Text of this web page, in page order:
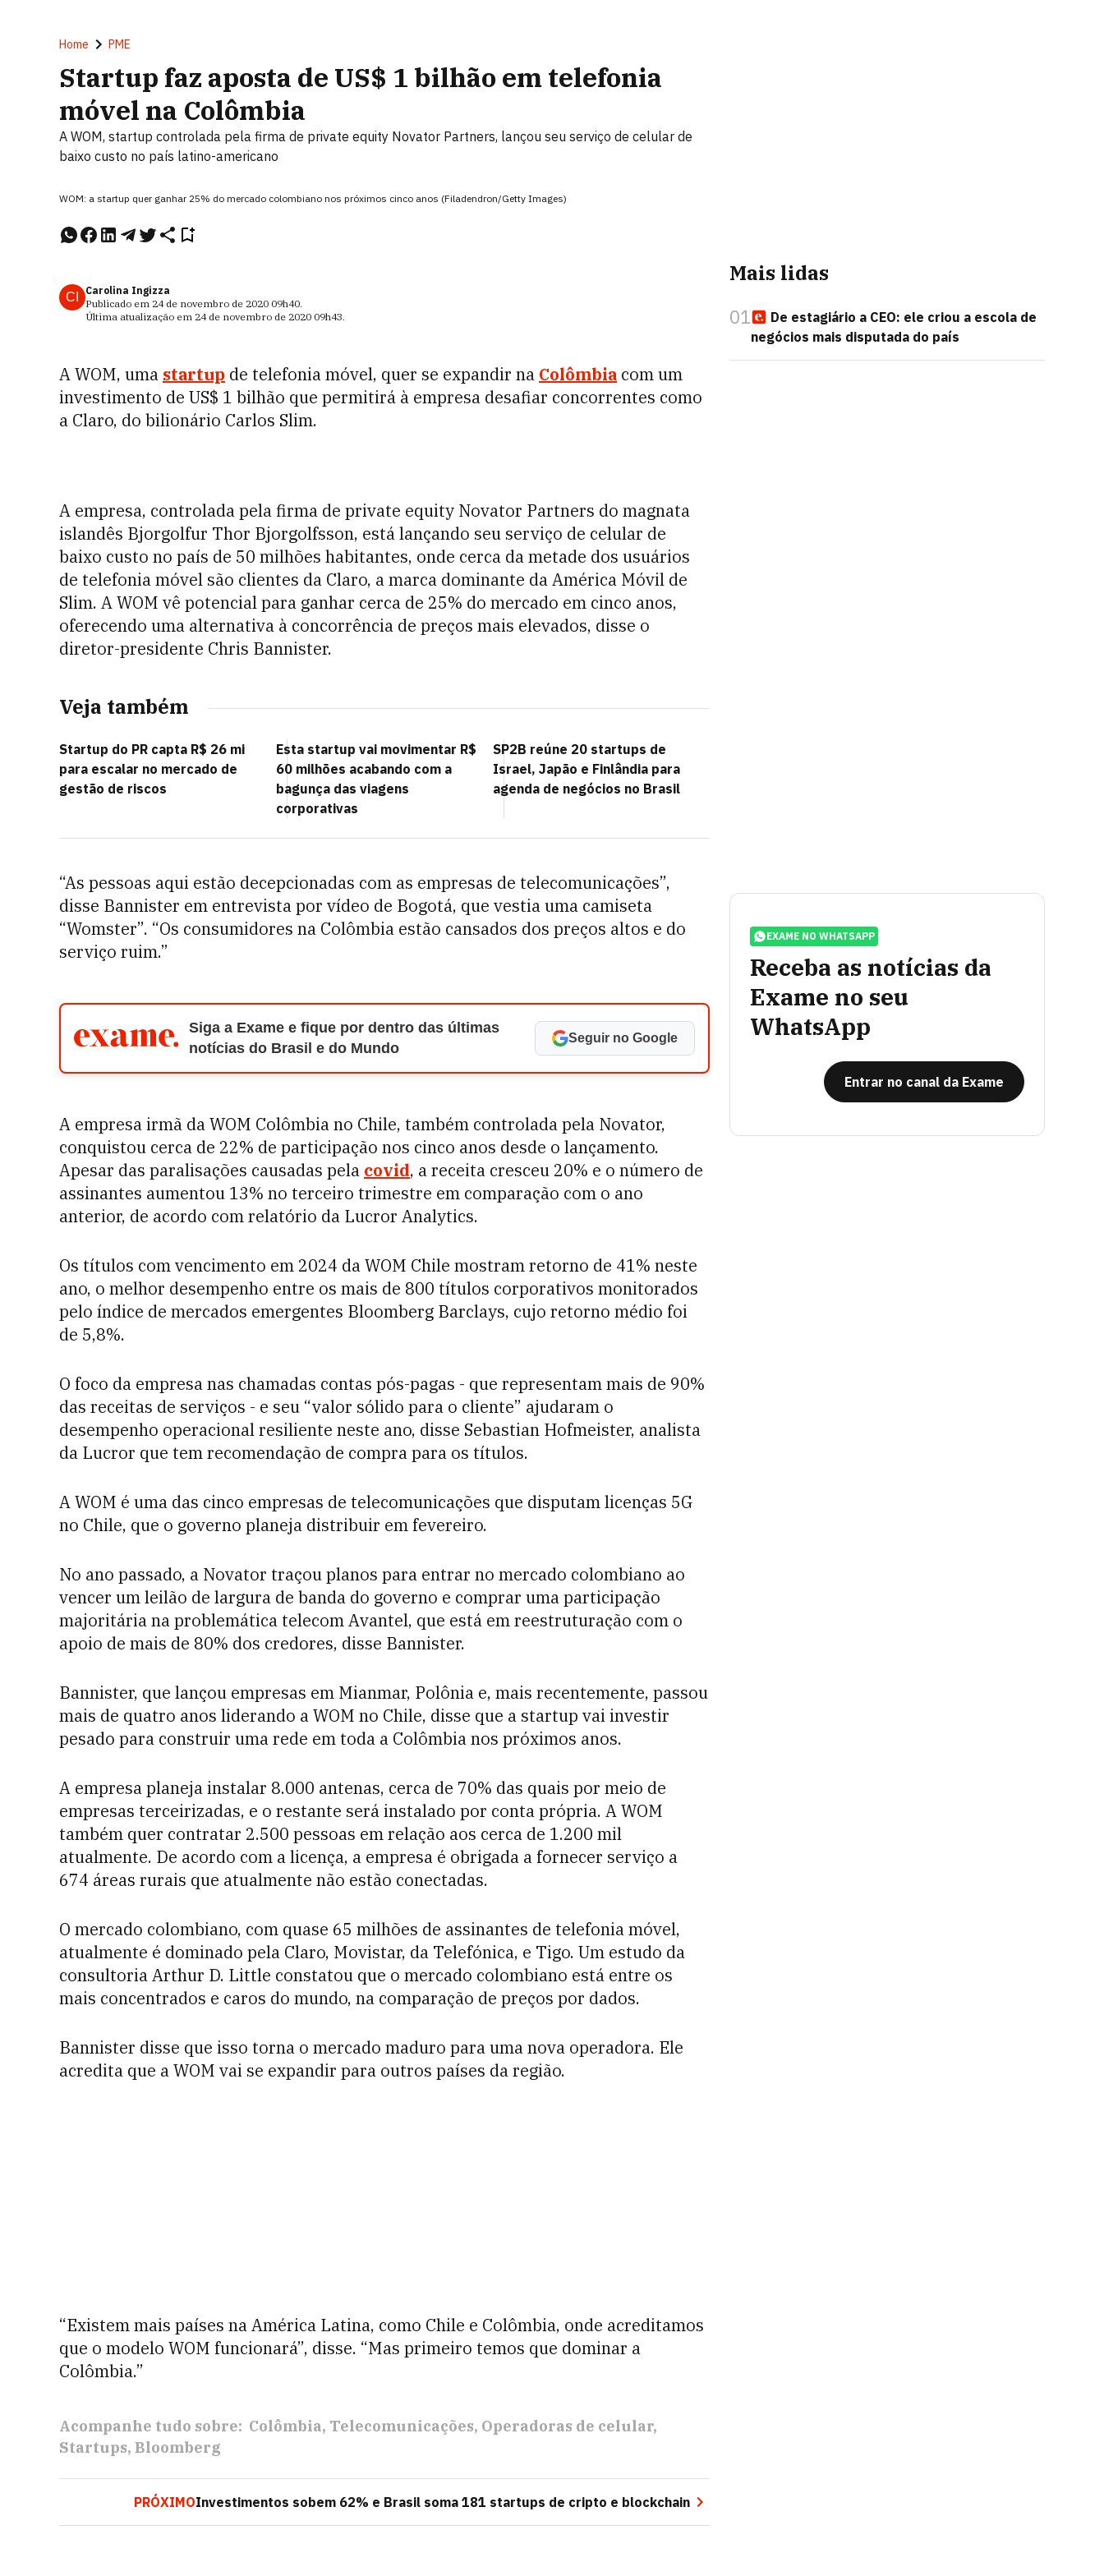
Home PME
Startup faz aposta de US$ 1 bilhão em telefonia
móvel na Colômbia
A WOM, startup controlada pela firma de private equity Novator Partners, lançou seu serviço de celular de
baixo custo no país latino-americano
WOM: a startup quer ganhar 25% do mercado colombiano nos próximos cinco anos (Filadendron/Getty Images)
CI
Carolina Ingizza
Publicado em 24 de novembro de 2020 09h40.
Última atualização em 24 de novembro de 2020 09h43.
A WOM, uma startup de telefonia móvel, quer se expandir na Colômbia com um
investimento de US$ 1 bilhão que permitirá à empresa desafiar concorrentes como
a Claro, do bilionário Carlos Slim.
A empresa, controlada pela firma de private equity Novator Partners do magnata
islandês Bjorgolfur Thor Bjorgolfsson, está lançando seu serviço de celular de
baixo custo no país de 50 milhões habitantes, onde cerca da metade dos usuários
de telefonia móvel são clientes da Claro, a marca dominante da América Móvil de
Slim. A WOM vê potencial para ganhar cerca de 25% do mercado em cinco anos,
oferecendo uma alternativa à concorrência de preços mais elevados, disse o
diretor-presidente Chris Bannister.
Veja também
Startup do PR capta R$ 26 mi
para escalar no mercado de
gestão de riscos
Esta startup vai movimentar R$
60 milhões acabando com a
bagunça das viagens
corporativas
SP2B reúne 20 startups de
Israel, Japão e Finlândia para
agenda de negócios no Brasil
“As pessoas aqui estão decepcionadas com as empresas de telecomunicações”,
disse Bannister em entrevista por vídeo de Bogotá, que vestia uma camiseta
“Womster”. “Os consumidores na Colômbia estão cansados dos preços altos e do
serviço ruim.”
Siga a Exame e fique por dentro das últimas
notícias do Brasil e do Mundo
Seguir no Google
A empresa irmã da WOM Colômbia no Chile, também controlada pela Novator,
conquistou cerca de 22% de participação nos cinco anos desde o lançamento.
Apesar das paralisações causadas pela covid, a receita cresceu 20% e o número de
assinantes aumentou 13% no terceiro trimestre em comparação com o ano
anterior, de acordo com relatório da Lucror Analytics.
Os títulos com vencimento em 2024 da WOM Chile mostram retorno de 41% neste
ano, o melhor desempenho entre os mais de 800 títulos corporativos monitorados
pelo índice de mercados emergentes Bloomberg Barclays, cujo retorno médio foi
de 5,8%.
O foco da empresa nas chamadas contas pós-pagas - que representam mais de 90%
das receitas de serviços - e seu “valor sólido para o cliente” ajudaram o
desempenho operacional resiliente neste ano, disse Sebastian Hofmeister, analista
da Lucror que tem recomendação de compra para os títulos.
A WOM é uma das cinco empresas de telecomunicações que disputam licenças 5G
no Chile, que o governo planeja distribuir em fevereiro.
No ano passado, a Novator traçou planos para entrar no mercado colombiano ao
vencer um leilão de largura de banda do governo e comprar uma participação
majoritária na problemática telecom Avantel, que está em reestruturação com o
apoio de mais de 80% dos credores, disse Bannister.
Bannister, que lançou empresas em Mianmar, Polônia e, mais recentemente, passou
mais de quatro anos liderando a WOM no Chile, disse que a startup vai investir
pesado para construir uma rede em toda a Colômbia nos próximos anos.
A empresa planeja instalar 8.000 antenas, cerca de 70% das quais por meio de
empresas terceirizadas, e o restante será instalado por conta própria. A WOM
também quer contratar 2.500 pessoas em relação aos cerca de 1.200 mil
atualmente. De acordo com a licença, a empresa é obrigada a fornecer serviço a
674 áreas rurais que atualmente não estão conectadas.
O mercado colombiano, com quase 65 milhões de assinantes de telefonia móvel,
atualmente é dominado pela Claro, Movistar, da Telefónica, e Tigo. Um estudo da
consultoria Arthur D. Little constatou que o mercado colombiano está entre os
mais concentrados e caros do mundo, na comparação de preços por dados.
Bannister disse que isso torna o mercado maduro para uma nova operadora. Ele
acredita que a WOM vai se expandir para outros países da região.
“Existem mais países na América Latina, como Chile e Colômbia, onde acreditamos
que o modelo WOM funcionará”, disse. “Mas primeiro temos que dominar a
Colômbia.”
Acompanhe tudo sobre: Colômbia Telecomunicações Operadoras de celular
Startups Bloomberg
PRÓXIMOInvestimentos sobem 62% e Brasil soma 181 startups de cripto e blockchain
Mais lidas
01
De estagiário a CEO: ele criou a escola de
negócios mais disputada do país
EXAME NO WHATSAPP
Receba as notícias da
Exame no seu
WhatsApp
Entrar no canal da Exame